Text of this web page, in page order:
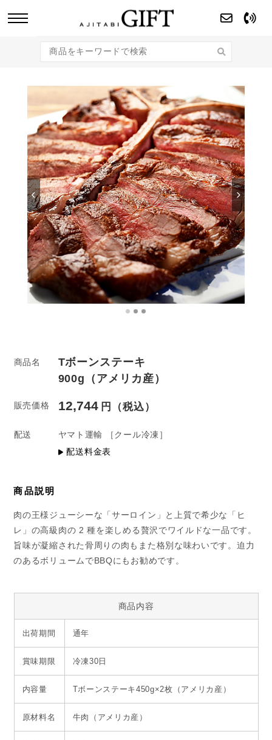
のギフト商品をご提案します。
商品名
Tボーンステーキ
900g（アメリカ産）
販売価格 12,744
配送 ヤマト運輸
［クール冷凍］
配送料金表
商品説明
肉の王様ジューシーな「サーロイン」と上質で希少な「ヒ
レ」の高級肉の 2 種を楽しめる贅沢でワイルドな一品です。
旨味が凝縮された骨周りの肉もまた格別な味わいです。迫力
のあるボリュームでBBQにもお勧めです。
商品内容
出荷期間 通年
賞味期限 冷凍30日
内容量 Tボーンステーキ450g×2枚（アメリカ産）
原材料名 牛肉（アメリカ産）